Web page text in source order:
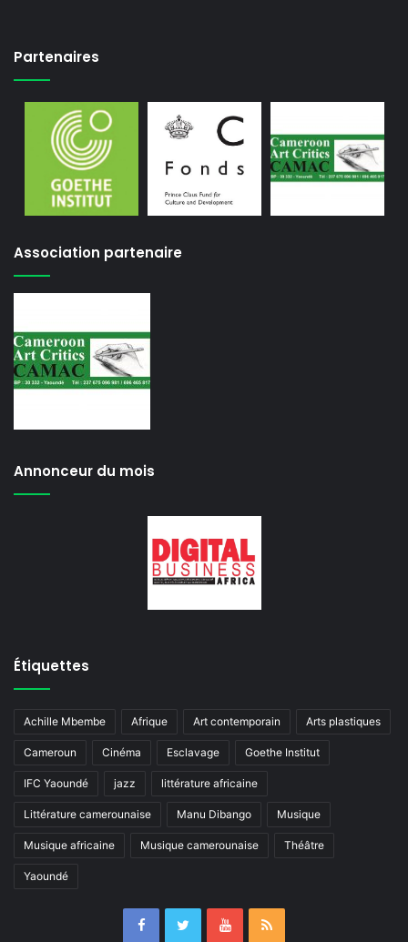
Partenaires
Association partenaire
Annonceur du mois
Étiquettes
Achille Mbembe Afrique Art contemporain Arts plastiques
Cameroun Cinéma Esclavage Goethe Institut
IFC Yaoundé jazz littérature africaine
Littérature camerounaise Manu Dibango Musique
Musique africaine Musique camerounaise Théâtre
Yaoundé